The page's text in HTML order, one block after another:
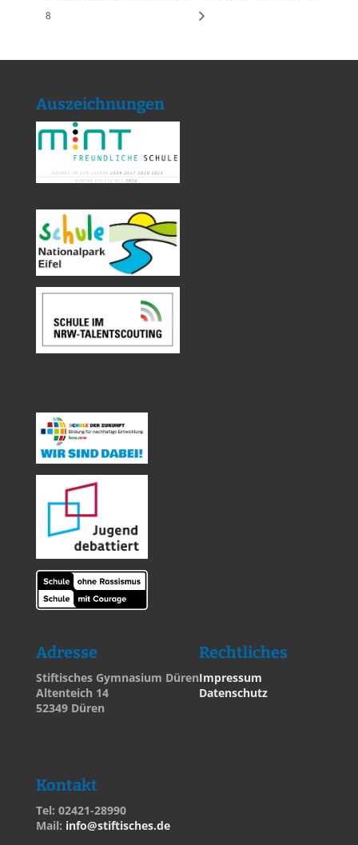
8
Auszeichnungen
Adresse
Stiftisches Gymnasium Düren
Altenteich 14
52349 Düren
Rechtliches
Impressum
Datenschutz
Kontakt
Tel: 02421-28990
Mail: info@stiftisches.de